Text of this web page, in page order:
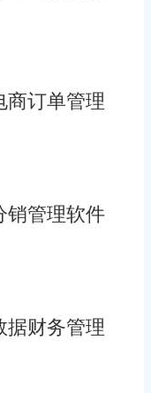
商订单管理
销管理软件
据财务管理